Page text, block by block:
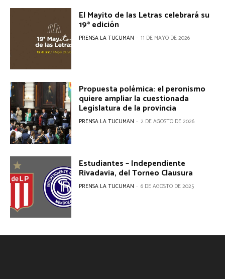
El Mayito de las Letras celebrará su
19ª edición
PRENSA LA TUCUMAN - 11 DE MAYO DE 2026
Propuesta polémica: el peronismo
quiere ampliar la cuestionada
Legislatura de la provincia
PRENSA LA TUCUMAN - 2 DE AGOSTO DE 2026
Estudiantes – Independiente
Rivadavia, del Torneo Clausura
PRENSA LA TUCUMAN - 6 DE AGOSTO DE 2025